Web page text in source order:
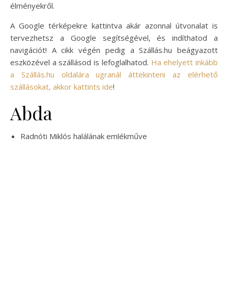
élményekről.
A Google térképekre kattintva akár azonnal útvonalat is
tervezhetsz a Google segítségével, és indíthatod a
navigációt! A cikk végén pedig a Szállás.hu beágyazott
eszközével a szállásod is lefoglalhatod. Ha ehelyett inkább
a Szállás.hu oldalára ugranál áttekinteni az elérhető
szállásokat, akkor kattints ide!
Abda
Radnóti Miklós halálának emlékműve